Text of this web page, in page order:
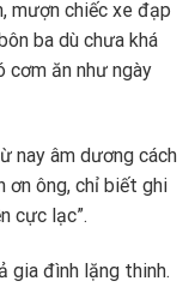
mượn chiếc xe đạp
ba dù chưa khá
cơm ăn như ngày
nay âm dương cách
ơn ông, chỉ biết ghi
cực lạc”.
gia đình lặng thinh.